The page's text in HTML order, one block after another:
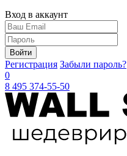
Вход в аккаунт
Войти
Регистрация Забыли пароль?
0
8 495 374-55-50